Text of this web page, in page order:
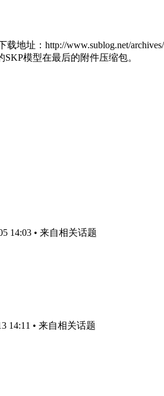
地址：http://www.sublog.net/
模型在最后的附件压缩包。
14:03 • 来自相关话题
14:11 • 来自相关话题